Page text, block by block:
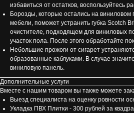
избавиться от остатков, воспользуйтесь
Борозды, которые остались на виниловом
мебели, поможет устранить губка Scotch
очистителе, подходящем для виниловых
участок пола. После этого обработайте
Небольшие прожоги от сигарет
образованные каблуками. В случае
виниловую панель.
Дополнительные услуги
Вместе с нашим товаром вы также можете
Выезд специалиста на оценку ровности
Укладка ПВХ Плитки - 300 рублей за